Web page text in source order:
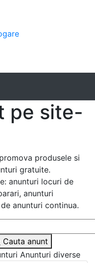
pe site-
produsele si
gratuite.
anunturi locuri de
anunturi
anunturi continua.
Cauta anunt
Anunturi diverse